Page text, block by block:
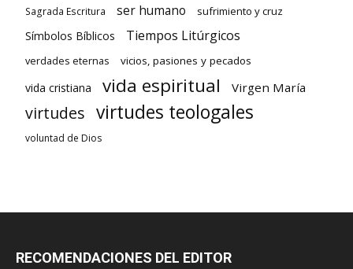
Sagrada Escritura ser humano sufrimiento y cruz
Símbolos Bíblicos Tiempos Litúrgicos
verdades eternas vicios, pasiones y pecados
vida cristiana vida espiritual Virgen María
virtudes virtudes teologales
voluntad de Dios
RECOMENDACIONES DEL EDITOR